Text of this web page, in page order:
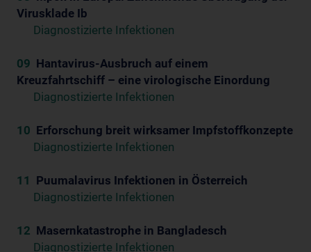
Virusklade Ib
Diagnostizierte Infektionen
09 Hantavirus-Ausbruch auf einem
Kreuzfahrtschiff – eine virologische Einordung
Diagnostizierte Infektionen
10 Erforschung breit wirksamer Impfstoffkonzepte
Diagnostizierte Infektionen
11 Puumalavirus Infektionen in Österreich
Diagnostizierte Infektionen
12 Masernkatastrophe in Bangladesch
Diagnostizierte Infektionen